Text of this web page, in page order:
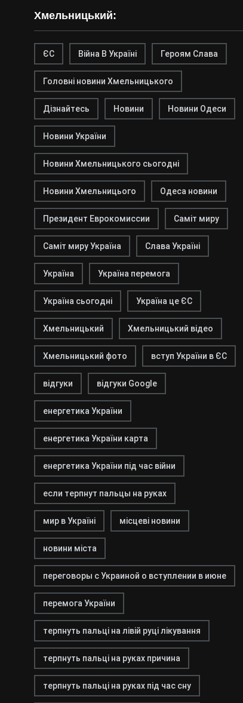
Хмельницький:
ЄС Війна В Україні Героям Слава
Головні новини Хмельницького
Дізнайтесь Новини Новини Одеси
Новини України
Новини Хмельницького сьогодні
Новини Хмельницього Одеса новини
Президент Еврокомиссии Саміт миру
Саміт миру Україна Слава Україні
Україна Україна перемога
Україна сьогодні Україна це ЄС
Хмельницький Хмельницький відео
Хмельницький фото вступ України в ЄС
відгуки відгуки Google
енергетика України
енергетика України карта
енергетика України під час війни
если терпнут пальцы на руках
мир в Україні місцеві новини
новини міста
переговоры с Украиной о вступлении в июне
перемога України
терпнуть пальці на лівій руці лікування
терпнуть пальці на руках причина
терпнуть пальці на руках під час сну